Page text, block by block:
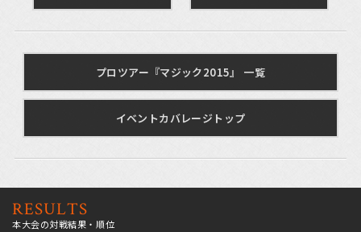
プロツアー『マジック2015』 一覧
イベントカバレージトップ
RESULTS
本大会の対戦結果・順位